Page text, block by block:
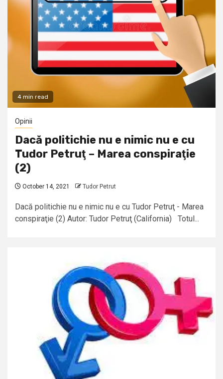
4 min read
Opinii
Dacă politichie nu e nimic nu e cu
Tudor Petruţ – Marea conspiraţie
(2)
October 14, 2021 Tudor Petrut
Dacă politichie nu e nimic nu e cu Tudor Petruţ - Marea
conspiraţie (2) Autor: Tudor Petruţ (California) Totul...